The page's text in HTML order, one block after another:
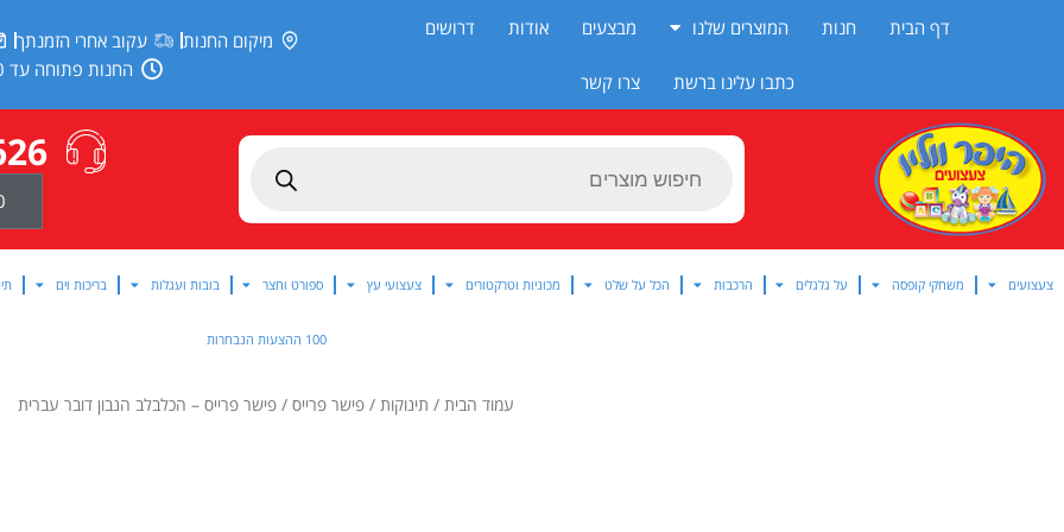
דף הבית חנות המוצרים שלנו מבצעים אודות דרושים
כתבו עלינו ברשת צרו קשר
מיקום החנות עקוב אחרי הזמנתך
החנות פתוחה עד 20:00
Products
צעצועים משחקי קופסה על גלגלים הרכבות הכל על שלט מכוניות וטרקטורים צעצועי עץ ספורט וחצר בובות ועגלות בריכות וים
100 ההצעות הנבחרות
עמוד הבית / תינוקות / פישר פרייס / פישר פרייס – הכלבלב הנבון דובר עברית